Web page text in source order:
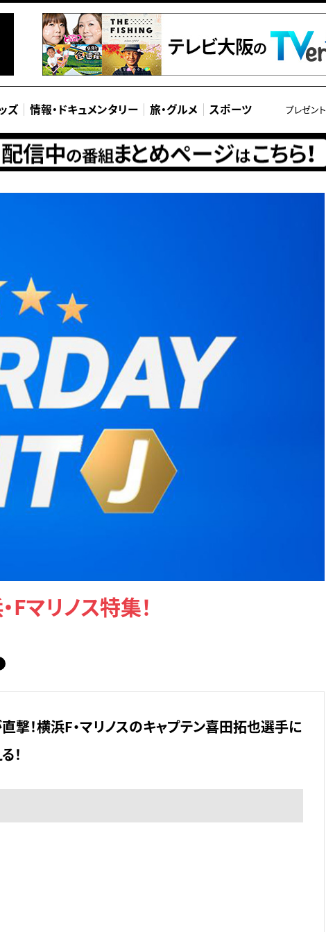
ズ 情報・ ドキュメンタリー 旅・グルメ スポーツ プレゼント
Fマリノス特集！
！横浜F・マリノスのキャプテン喜田拓也選手に
！